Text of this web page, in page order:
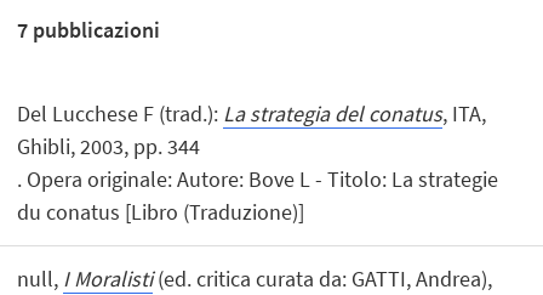
7 pubblicazioni
Del Lucchese F (trad.): La strategia del conatus, ITA,
Ghibli, 2003, pp. 344
. Opera originale: Autore: Bove L - Titolo: La strategie
du conatus [Libro (Traduzione)]
null, I Moralisti(ed. critica curata da: GATTI, Andrea),